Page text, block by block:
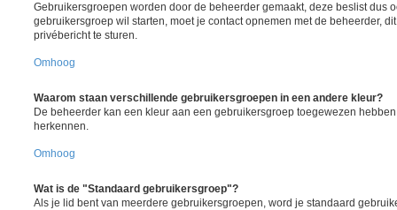
Gebruikersgroepen worden door de beheerder gemaakt, deze beslist dus
gebruikersgroep wil starten, moet je contact opnemen met de beheerder,
privébericht te sturen.
Omhoog
Waarom staan verschillende gebruikersgroepen in een andere kleur?
De beheerder kan een kleur aan een gebruikersgroep toegewezen
herkennen.
Omhoog
Wat is de "Standaard gebruikersgroep"?
Als je lid bent van meerdere gebruikersgroepen, word je standaard